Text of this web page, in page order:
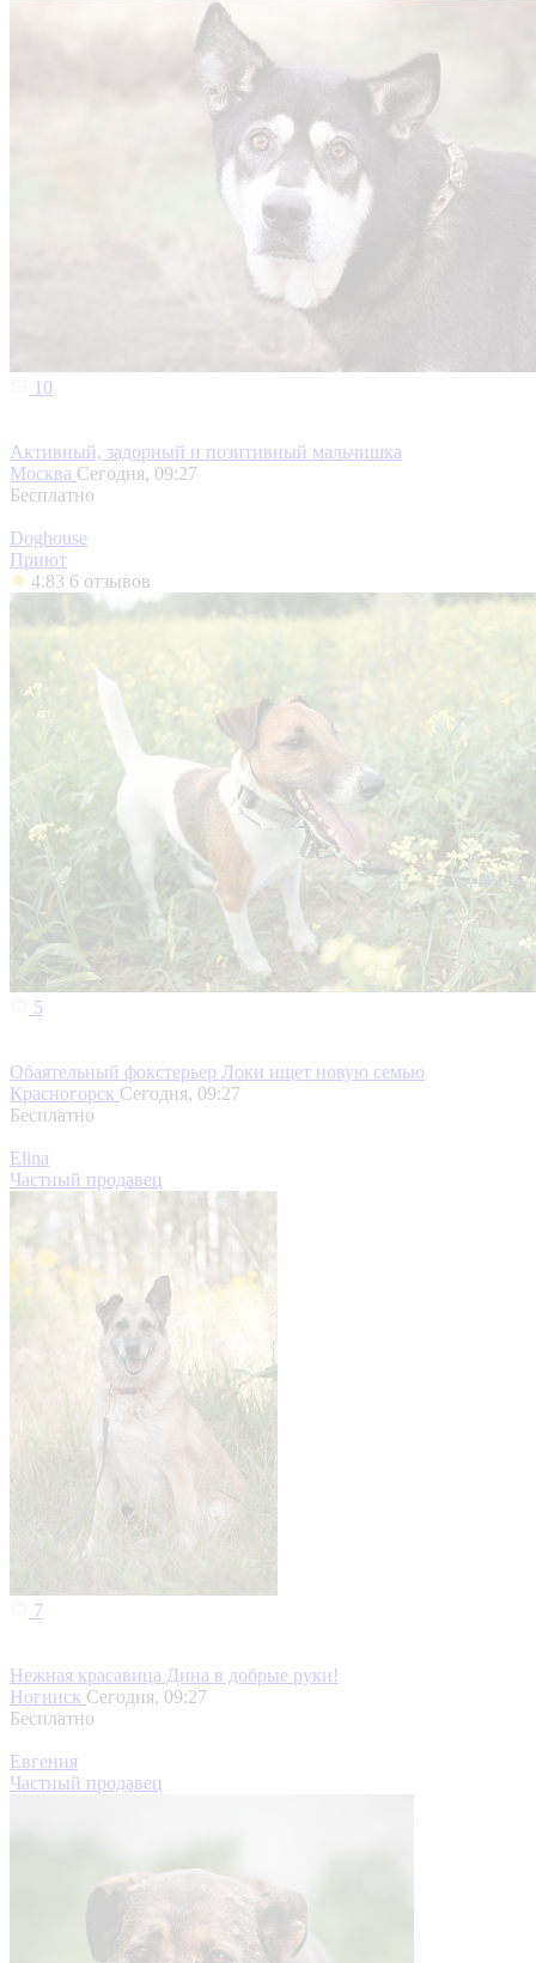
10
Активный, задорный и позитивный мальчишка
Москва Сегодня, 09:27
Бесплатно
Doghouse
Приют
4.83 6 отзывов
5
Обаятельный фокстерьер Локи ищет новую семью
Красногорск Сегодня, 09:27
Бесплатно
Elina
Частный продавец
7
Нежная красавица Дина в добрые руки!
Ногинск Сегодня, 09:27
Бесплатно
Евгения
Частный продавец